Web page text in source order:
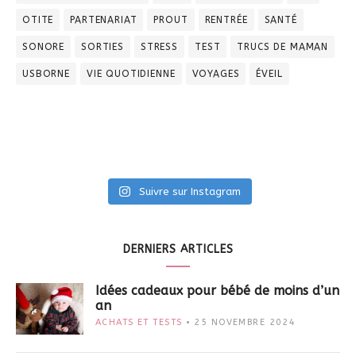
OTITE PARTENARIAT PROUT RENTRÉE SANTÉ
SONORE SORTIES STRESS TEST TRUCS DE MAMAN
USBORNE VIE QUOTIDIENNE VOYAGES ÉVEIL
Suivre sur Instagram
DERNIERS ARTICLES
Idées cadeaux pour bébé de moins d’un
an
ACHATS ET TESTS 25 NOVEMBRE 2024